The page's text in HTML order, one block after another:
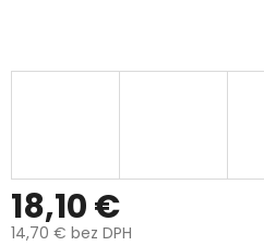
18,10 €
14,70 € bez DPH